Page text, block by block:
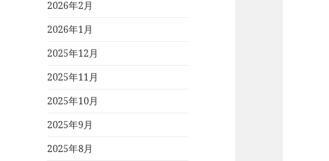
2026年2月
2026年1月
2025年12月
2025年11月
2025年10月
2025年9月
2025年8月